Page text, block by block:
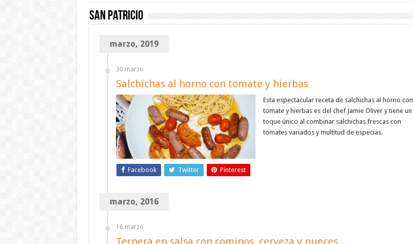
San Patricio
marzo, 2019
30 marzo
Salchichas al horno con tomate y hierbas
Esta espectacular receta de salchichas al horno con
tomate y hierbas es del chef Jamie Oliver y tiene un
toque único al combinar salchichas frescas con
tomates variados y multitud de especias.
Facebook Twitter Pinterest
marzo, 2016
16 marzo
Ternera en salsa con cominos, cerveza y nueces